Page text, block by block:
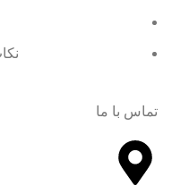
تماس با ما